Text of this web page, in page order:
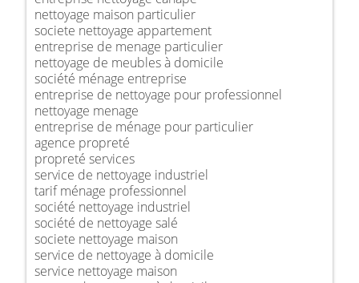
nettoyage maison particulier
societe nettoyage appartement
entreprise de menage particulier
nettoyage de meubles à domicile
société ménage entreprise
entreprise de nettoyage pour professionnel
nettoyage menage
entreprise de ménage pour particulier
agence propreté
propreté services
service de nettoyage industriel
tarif ménage professionnel
société nettoyage industriel
société de nettoyage salé
societe nettoyage maison
service de nettoyage à domicile
service nettoyage maison